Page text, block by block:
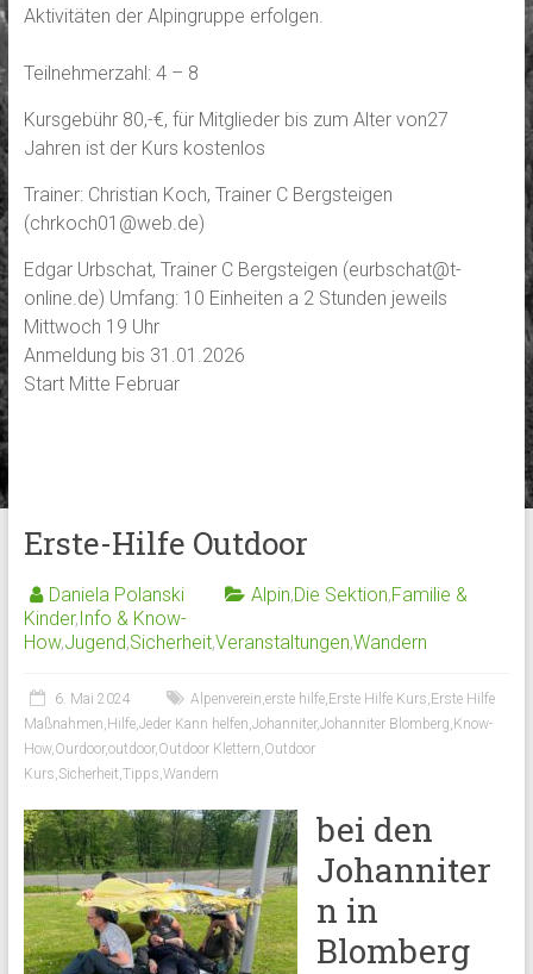
Aktivitäten der Alpingruppe erfolgen.
Teilnehmerzahl: 4 – 8
Kursgebühr 80,-€, für Mitglieder bis zum Alter von27
Jahren ist der Kurs kostenlos
Trainer: Christian Koch, Trainer C Bergsteigen
(chrkoch01@web.de)
Edgar Urbschat, Trainer C Bergsteigen (eurbschat@t-
online.de) Umfang: 10 Einheiten a 2 Stunden jeweils
Mittwoch 19 Uhr
Anmeldung bis 31.01.2026
Start Mitte Februar
Erste-Hilfe Outdoor
Daniela Polanski Alpin,Die Sektion,Familie &
Kinder,Info & Know-
How,Jugend,Sicherheit,Veranstaltungen,Wandern
6. Mai 2024 Alpenverein erste hilfe, Erste Hilfe Kurs Erste Hilfe
Maßnahmen Hilfe, Jeder Kann helfen Johanniter,Johanniter Blomberg Know-
How, Ourdoor,outdoor, Outdoor Klettern Outdoor
Kurs Sicherheit Tipps Wandern
bei den
Johanniter
n in
Blomberg